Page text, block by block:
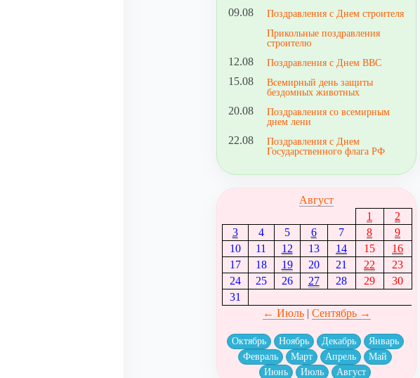
09.08
Поздравления с Днем строителя
Прикольные поздравления
строителю
12.08 Поздравления с Днем ВВС
15.08
Всемирный день защиты
бездомных животных
20.08
Поздравления со всемирным
днем лени
22.08
Поздравления с Днем
Государственного флага РФ
Август
1
2
3
4 5 6 7 8
9
10
11 12 13 14 15
16
17
18 19 20 21 22
23
24
25 26 27 28 29
30
31
← Июль| Сентябрь →
Октябрь Ноябрь Декабрь
Январь
Февраль
Март Апрель
Май
Июнь
Июль Август